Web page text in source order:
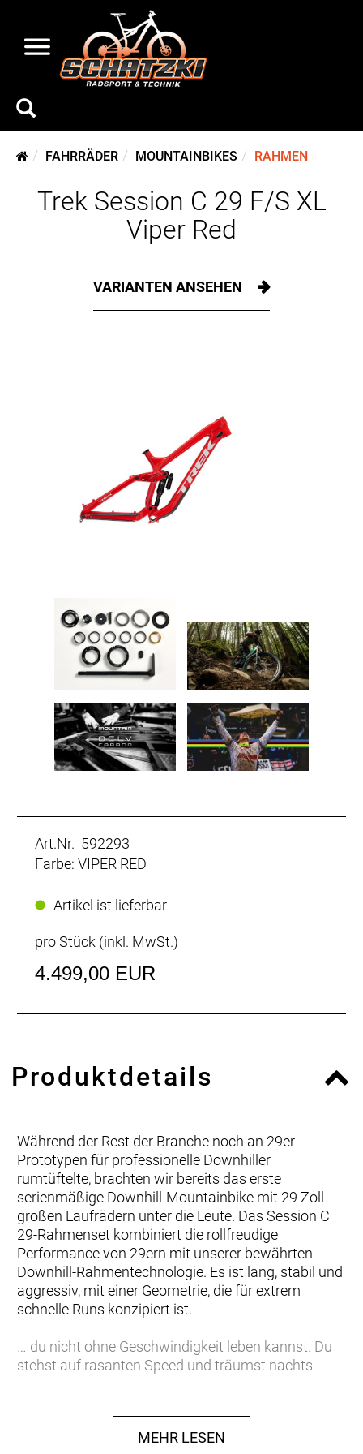
FAHRRÄDER MOUNTAINBIKES RAHMEN
Trek Session C 29 F/S XL
Viper Red
VARIANTEN ANSEHEN
Art.Nr. 592293
Farbe: VIPER RED
Artikel ist lieferbar
pro Stück (inkl. MwSt.)
4.499,00 EUR
Produktdetails
Während der Rest der Branche noch an 29er-
Prototypen für professionelle Downhiller
rumtüftelte, brachten wir bereits das erste
serienmäßige Downhill-Mountainbike mit 29 Zoll
großen Laufrädern unter die Leute. Das Session C
29-Rahmenset kombiniert die rollfreudige
Performance von 29ern mit unserer bewährten
Downhill-Rahmentechnologie. Es ist lang, stabil und
aggressiv, mit einer Geometrie, die für extrem
schnelle Runs konzipiert ist.
… du nicht ohne Geschwindigkeit leben kannst. Du
stehst auf rasanten Speed und träumst nachts
29"-Laufräder, einen Carbonrahmen und die neueste
DH-Technologie, die es für Geld zu kaufen gibt.
MEHR LESEN